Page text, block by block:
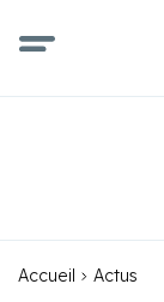
Accueil Actus